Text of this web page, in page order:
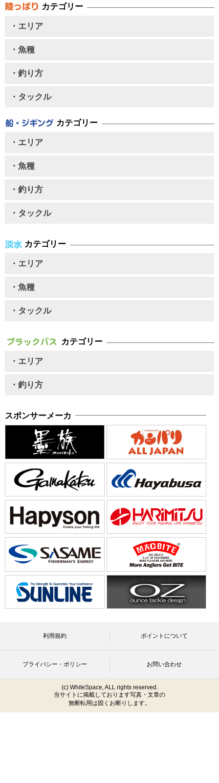
カテゴリー
・エリア
・魚種
・釣り方
・タックル
カテゴリー
・エリア
・魚種
・釣り方
・タックル
カテゴリー
・エリア
・魚種
・タックル
カテゴリー
・エリア
・釣り方
スポンサーメーカ
利用規約 ポイントについて
プライバシー・ポリシー お問い合わせ
(c) WhiteSpace, ALL rights reserved.
当サイトに掲載しております写真・文章の
無断転用は固くお断りします。